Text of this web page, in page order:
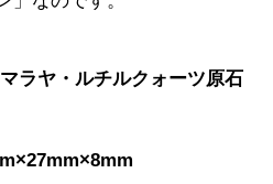
ラヤ・ルチルクォーツ原石